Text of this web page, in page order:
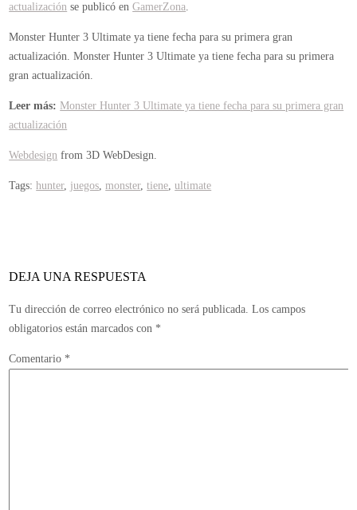
actualización se publicó enGamerZona.
Monster Hunter 3 Ultimate ya tiene fecha para su primera gran
actualización.Monster Hunter 3 Ultimate ya tiene fecha para su primera
gran actualización.
Leer más: Monster Hunter 3 Ultimate ya tiene fecha para su primera gran
actualización
Webdesign from 3D WebDesign.
Tags:hunter, juegos,monster,tiene,ultimate
DEJA UNA RESPUESTA
Tu dirección de correo electrónico no será publicada. Los campos
obligatorios están marcados con *
Comentario *